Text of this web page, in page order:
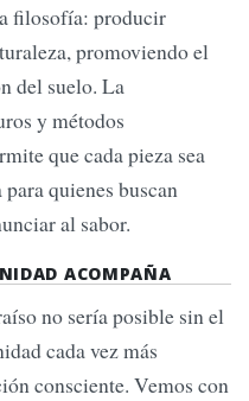
filosofía: producir
promoviendo el
del suelo. La
y métodos
que cada pieza sea
quienes buscan
al sabor.
ACOMPAÑA
no sería posible sin el
cada vez más
consciente. Vemos con